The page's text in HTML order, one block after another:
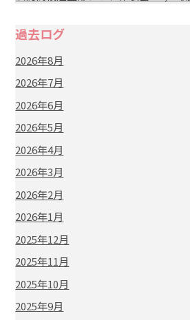
過去ログ
2026年8月
2026年7月
2026年6月
2026年5月
2026年4月
2026年3月
2026年2月
2026年1月
2025年12月
2025年11月
2025年10月
2025年9月